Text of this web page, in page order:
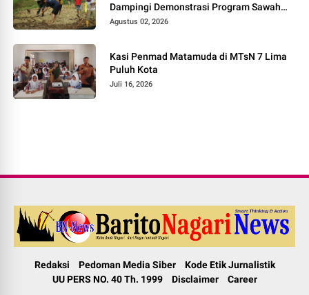
Dampingi Demonstrasi Program Sawah
Pokok Murah di Jorong Bayua
Agustus 02, 2026
Kasi Penmad Matamuda di MTsN 7 Lima
Puluh Kota
Juli 16, 2026
Redaksi Pedoman Media Siber
Kode Etik Jurnalistik
UU PERS NO. 40 Th. 1999
Disclaimer Career